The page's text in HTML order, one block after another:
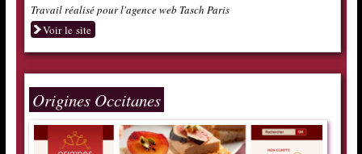
Travail réalisé pour l'agence web Tasch Paris
Voir le site
Origines Occitanes